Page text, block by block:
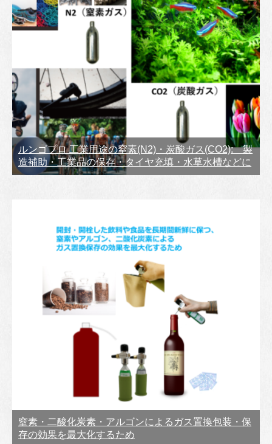
ルンゴプロ 工業用途の窒素(N2)・炭酸ガス(CO2): 製
造補助・工業品の保存・タイヤ充填・水草水槽などに
窒素・二酸化炭素・アルゴンによるガス置換包装・保
存の効果を最大化するため